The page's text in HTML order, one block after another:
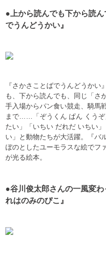
●上から読んでも下から読
でうんどうかい』
『さかさことばでうんどうか
も、下から読んでも、同じ「さ
手入場からパン食い競走、騎馬
まで……「ぞうくん ぱん くう
たい」「いちい だれだ いちい
い」と動物たちが大活躍。『バ
ぼのとしたユーモラスな絵でフ
が光る絵本。
●谷川俊太郎さんの一風変
れはのみのぴこ』